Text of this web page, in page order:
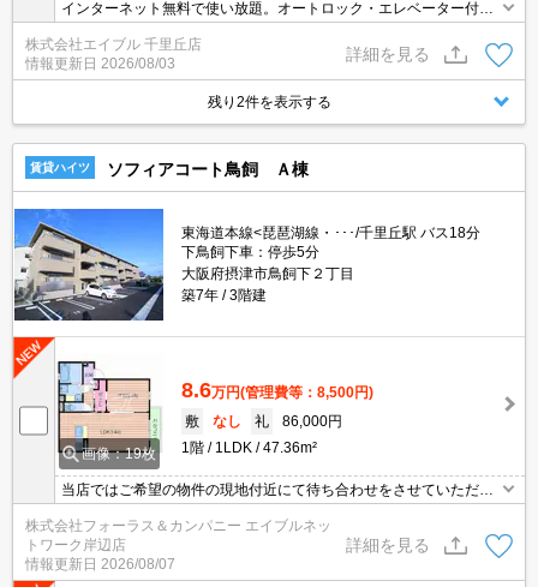
インターネット無料で使い放題。オートロック・エレベーター付RC
マンション!。
株式会社エイブル 千里丘店
情報更新日 2026/08/03
詳細を見る
残り2件を表示する
賃貸ハイツ ソフィアコート鳥飼 Ａ棟
東海道本線<琵琶湖線・･･･/千里丘駅 バス18分
下鳥飼下車：停歩5分
大阪府摂津市鳥飼下２丁目
築7年
3階建
画像：19枚
8.6万円(管理費等：8,500円)
敷
なし 礼
86,000円
1階
1LDK 47.36m²
当店ではご希望の物件の現地付近にて待ち合わせをさせていただき
ご内覧いただくサービスや、主要駅までのお迎えサービスも実施中
です。詳しくは 当店「０１２０－９６７－０９９」にお気軽にお問
合せ下さい♪
株式会社フォーラス＆カンパニー エイブルネッ
トワーク岸辺店
情報更新日 2026/08/07
詳細を見る